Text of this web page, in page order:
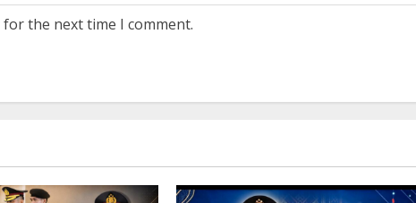
the next time I comment.